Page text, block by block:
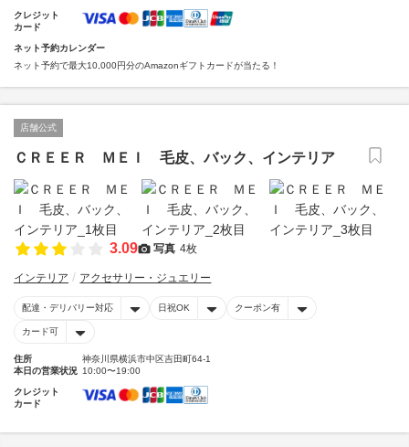
クレジット
カード
ネット予約カレンダー
ネット予約で最大10,000円分のAmazonギフトカードが当たる！
店舗公式
ＣＲＥＥＲ ＭＥＩ 毛皮、バック、インテリア
3.09 写真 4枚
インテリア アクセサリー・ジュエリー
配達・デリバリー対応 日祝OK クーポン有
カード可
住所
神奈川県横浜市中区吉田町64-1
本日の営業状況 10:00〜19:00
クレジット
カード